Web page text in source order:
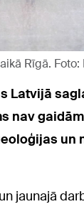
Rīgā. Foto:
Latvijā
nav
un
jaunajā